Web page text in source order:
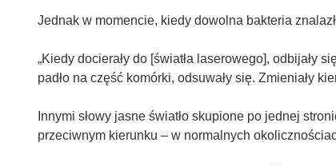
Jednak w momencie, kiedy dowolna bakteria
„Kiedy docierały do [światła laserowego], odbijały
padło na część komórki, odsuwały się. Zmieniały
Innymi słowy jasne światło skupione po jednej
przeciwnym kierunku – w normalnych